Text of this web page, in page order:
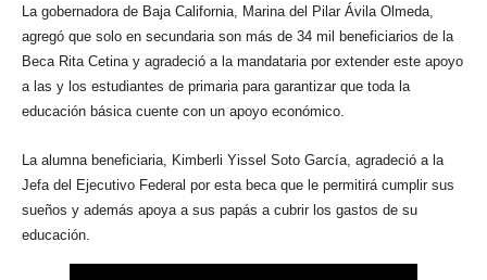
La gobernadora de Baja California, Marina del Pilar Ávila Olmeda,
agregó que solo en secundaria son más de 34 mil beneficiarios de la
Beca Rita Cetina y agradeció a la mandataria por extender este apoyo
a las y los estudiantes de primaria para garantizar que toda la
educación básica cuente con un apoyo económico.
La alumna beneficiaria, Kimberli Yissel Soto García, agradeció a la
Jefa del Ejecutivo Federal por esta beca que le permitirá cumplir sus
sueños y además apoya a sus papás a cubrir los gastos de su
educación.